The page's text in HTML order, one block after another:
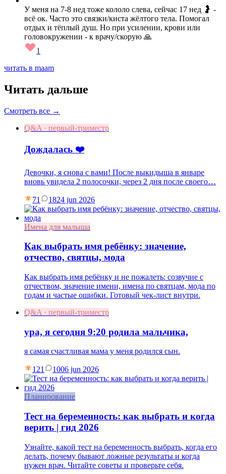
У меня на 7-8 нед тоже кололо слева, сейчас 17 нед 🤰 -
всё ок. Часто это связки/киста жёлтого тела. Помогал
отдых и тёплый душ. Но при усилении, крови или
головокружении - к врачу/скорую 🙏
1
читать в maam
Читать дальше
Смотреть все →
Q&A · первый-триместр
Дождалась ❤️
Девочки, я снова с вами! После выкидыша в январе
вновь увидела 2 полосочки, через 2 дня после своего…
71 1824 jun 2026
Имена для малыша
Как выбрать имя ребёнку: значение,
отчество, святцы, мода
Как выбрать имя ребёнку и не пожалеть: созвучие с
отчеством, значение имени, имена по святцам, мода по
годам и частые ошибки. Готовый чек-лист внутри.
Q&A · первый-триместр
ура, я сегодня 9:20 родила мальчика,
я самая счастливая мама у меня родился сын.
121 1006 jun 2026
Планирование
Тест на беременность: как выбрать и когда
верить | гид 2026
Узнайте, какой тест на беременность выбрать, когда его
делать, почему бывают ложные результаты и когда
нужен врач. Читайте советы и проверьте себя.